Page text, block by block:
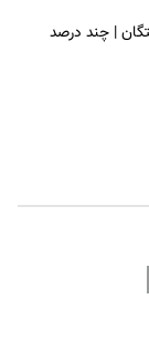
| چند درصد